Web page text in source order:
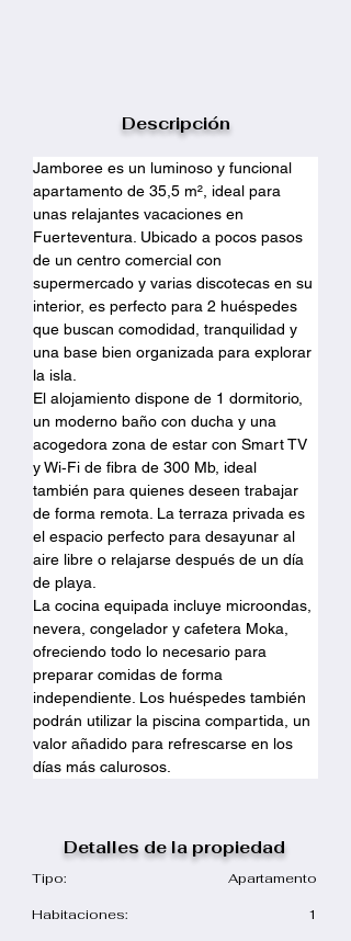
Descripción
Jamboree es un luminoso y funcional
apartamento de 35,5 m², ideal para
unas relajantes vacaciones en
Fuerteventura. Ubicado a pocos pasos
de un centro comercial con
supermercado y varias discotecas en su
interior, es perfecto para 2 huéspedes
que buscan comodidad, tranquilidad y
una base bien organizada para explorar
la isla.
El alojamiento dispone de 1 dormitorio,
un moderno baño con ducha y una
acogedora zona de estar con Smart TV
y Wi‑Fi de fibra de 300 Mb, ideal
también para quienes deseen trabajar
de forma remota. La terraza privada es
el espacio perfecto para desayunar al
aire libre o relajarse después de un día
de playa.
La cocina equipada incluye microondas,
nevera, congelador y cafetera Moka,
ofreciendo todo lo necesario para
preparar comidas de forma
independiente. Los huéspedes también
podrán utilizar la piscina compartida, un
valor añadido para refrescarse en los
días más calurosos.
Detalles de la propiedad
​Tipo: Apartamento
​Habitaciones: 1